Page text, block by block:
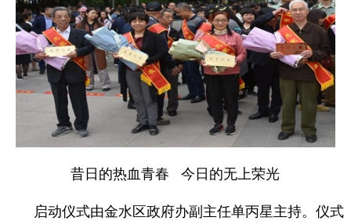
昔日的热血青春 今日的无上荣光
启动仪式由金水区政府办副主任单丙星主持。仪式